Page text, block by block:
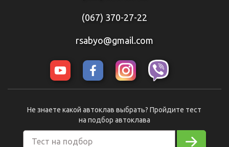
(067) 370-27-22
rsabyo@gmail.com
Тест на подбор
Не знаете какой автоклав выбрать? Пройдите тест
на подбор автоклава